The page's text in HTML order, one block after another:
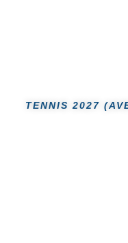
TENNIS 2027